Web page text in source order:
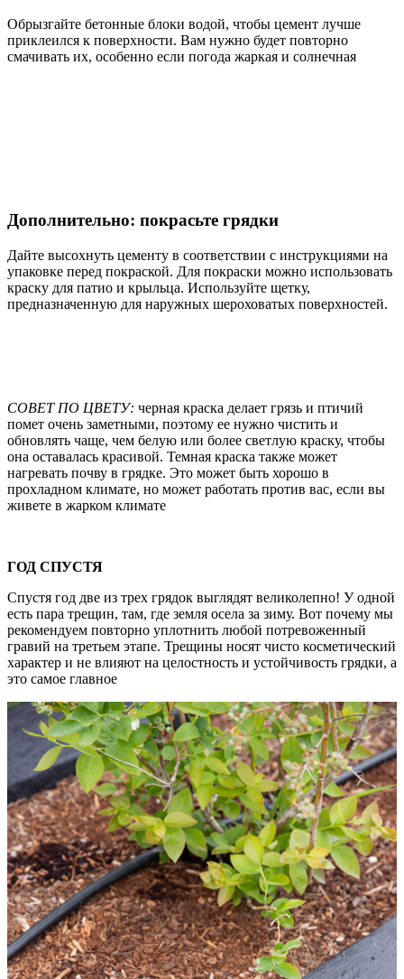
Обрызгайте бетонные блоки водой, чтобы цемент лучше
приклеился к поверхности. Вам нужно будет повторно
смачивать их, особенно если погода жаркая и солнечная
Дополнительно: покрасьте грядки
Дайте высохнуть цементу в соответствии с инструкциями на
упаковке перед покраской. Для покраски можно использовать
краску для патио и крыльца. Используйте щетку,
предназначенную для наружных шероховатых поверхностей.
СОВЕТ ПО ЦВЕТУ: черная краска делает грязь и птичий
помет очень заметными, поэтому ее нужно чистить и
обновлять чаще, чем белую или более светлую краску, чтобы
она оставалась красивой. Темная краска также может
нагревать почву в грядке. Это может быть хорошо в
прохладном климате, но может работать против вас, если вы
живете в жарком климате
ГОД СПУСТЯ
Спустя год две из трех грядок выглядят великолепно! У одной
есть пара трещин, там, где земля осела за зиму. Вот почему мы
рекомендуем повторно уплотнить любой потревоженный
гравий на третьем этапе. Трещины носят чисто косметический
характер и не влияют на целостность и устойчивость грядки, а
это самое главное